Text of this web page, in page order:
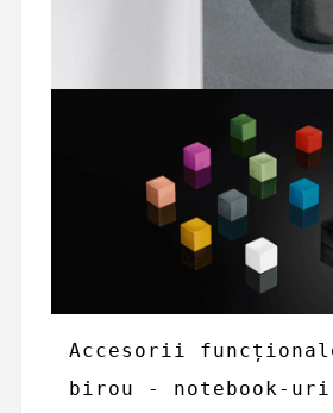
Accesorii
birou - notebook-uri